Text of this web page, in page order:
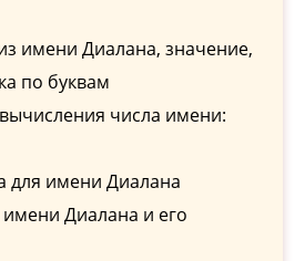
имени Диалана, значение,
по буквам
числа имени:
для имени Диалана
Диалана и его